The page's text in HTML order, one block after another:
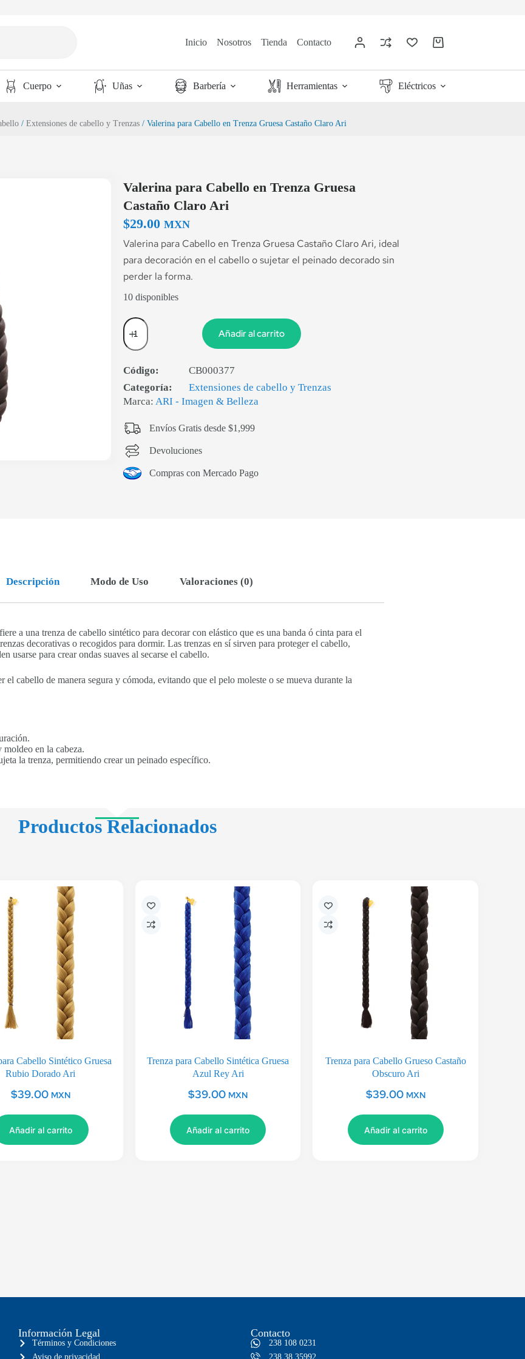
Inicio Nosotros Tienda Contacto
Cuerpo Uñas Barbería Herramientas Eléctricos
/Extensiones de cabello y Trenzas / Valerina para Cabello en Trenza Gruesa Castaño Claro Ari
Valerina para Cabello en Trenza Gruesa
Castaño Claro Ari
$29.00 MXN
Valerina para Cabello en Trenza Gruesa Castaño Claro Ari, ideal
para decoración en el cabello o sujetar el peinado decorado sin
perder la forma.
10 disponibles
Añadir al carrito
Código:
CB000377
Categoría:
Extensiones de cabello y Trenzas
Marca: ARI - Imagen & Belleza
Envíos Gratis desde $1,999
Devoluciones
Compras con Mercado Pago
Descripción Modo de Uso Valoraciones (0)
a una trenza de cabello sintético para decorar con elástico que es una banda ó cinta para el
decorativas o recogidos para dormir. Las trenzas en sí sirven para proteger el cabello,
usarse para crear ondas suaves al secarse el cabello.
el cabello de manera segura y cómoda, evitando que el pelo moleste o se mueva durante la
en la cabeza.
la trenza, permitiendo crear un peinado específico.
Productos Relacionados
Cabello Sintético Gruesa
Rubio Dorado Ari
$39.00 MXN
Añadir al carrito
Trenza para Cabello Sintética Gruesa
Azul Rey Ari
$39.00 MXN
Añadir al carrito
Trenza para Cabello Grueso Castaño
Obscuro Ari
$39.00 MXN
Añadir al carrito
Información Legal
Términos y Condiciones
Aviso de privacidad
Contacto
238 108 0231
238 38 35992